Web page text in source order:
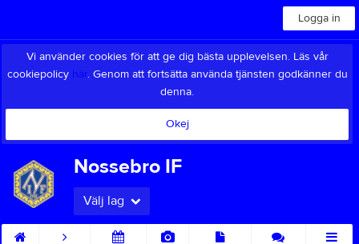
Logga in
Vi använder cookies för att ge dig bästa upplevelsen. Läs vår
cookiepolicy här. Genom att fortsätta använda tjänsten godkänner du
denna.
Okej
Nossebro IF
Välj lag